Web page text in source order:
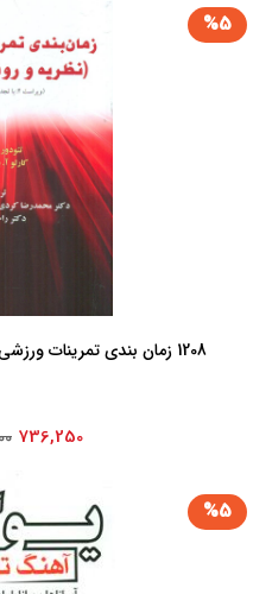
%5
1208 زمان بندی تمرینات ورزشی نظریه و روش شناسی / سمت
736,250
%5